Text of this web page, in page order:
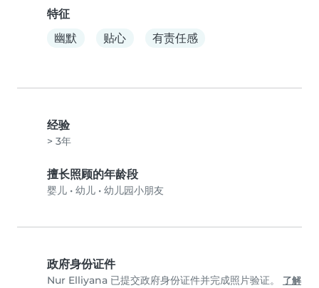
特征
幽默
贴心 有责任感
经验
> 3年
擅长照顾的年龄段
婴儿 • 幼儿 • 幼儿园小朋友
政府身份证件
Nur Elliyana 已提交政府身份证件并完成照片验证。
了解